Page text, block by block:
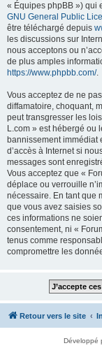
« Équipes phpBB ») qui
GNU General Public
être téléchargé depuis
les discussions sur
nous acceptons ou
de plus amples
https://www.phpbb.com/.
Vous acceptez de ne
diffamatoire, choquant,
peut transgresser les
L.com » est hébergé ou
bannissement immédiat
d’accès à Internet si
messages sont
Vous acceptez que «
déplace ou verrouille
nécessaire. En tant que
que vous avez saisies
ces informations ne
consentement, ni «
tenus comme
compromettre les
Retour vers le site
Développé